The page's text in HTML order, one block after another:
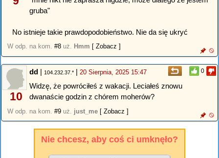
gruba"
No istnieje takie prawdopodobieństwo. Nie da się ukryć
W odp. na kom. #8 uż. Hmm [ Zobacz ]
0
10
dd | 104.232.37.* | 20 Sierpnia, 2025 15:47
Widzę, że powróciłeś z wakacji. Leciałeś znowu
dwanaście godzin z chórem moherów?
W odp. na kom. #9 uż. just_me [ Zobacz ]
Nie chcesz, aby coś ci umknęło?